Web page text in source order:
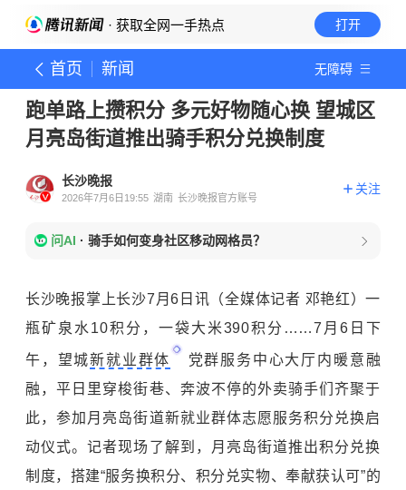
· 获取全网一手热点 打开
首页 新闻 无障碍
跑单路上攒积分 多元好物随心换 望城区
月亮岛街道推出骑手积分兑换制度
长沙晚报
2026年7月6日19:55 湖南 长沙晚报官方账号
关注
问AI · 骑手如何变身社区移动网格员？
长沙晚报掌上长沙7月6日讯（全媒体记者 邓艳红）一
瓶矿泉水10积分，一袋大米390积分……7月6日下
午，望城新就业群体
党群服务中心大厅内暖意融
融，平日里穿梭街巷、奔波不停的外卖骑手们齐聚于
此，参加月亮岛街道新就业群体志愿服务积分兑换启
动仪式。记者现场了解到，月亮岛街道推出积分兑换
制度，搭建“服务换积分、积分兑实物、奉献获认可”的